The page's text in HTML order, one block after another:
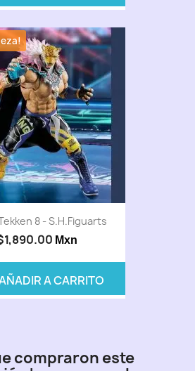
8 - S.H.Figuarts
Mxn
A CARRITO
compraron este